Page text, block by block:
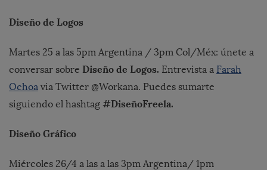
Diseño de Logos
Martes 25 a las 5pm Argentina / 3pm Col/Méx: únete a
conversar sobre Diseño de Logos. Entrevista a Farah
Ochoa via Twitter @Workana. Puedes sumarte
siguiendo el hashtag #DiseñoFreela.
Diseño Gráfico
Miércoles 26/4 a las a las 3pm Argentina/ 1pm